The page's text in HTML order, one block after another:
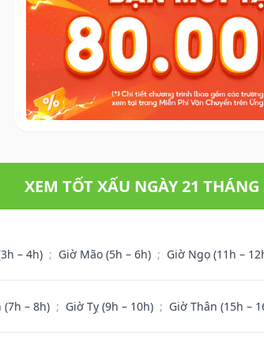
XEM TỐT XẤU NGÀY 21 THÁNG
– 4h) ; Giờ Mão (5h – 6h) ; Giờ Ngọ (11h –
(7h – 8h) ; Giờ Tỵ (9h – 10h) ; Giờ Thân (15h –